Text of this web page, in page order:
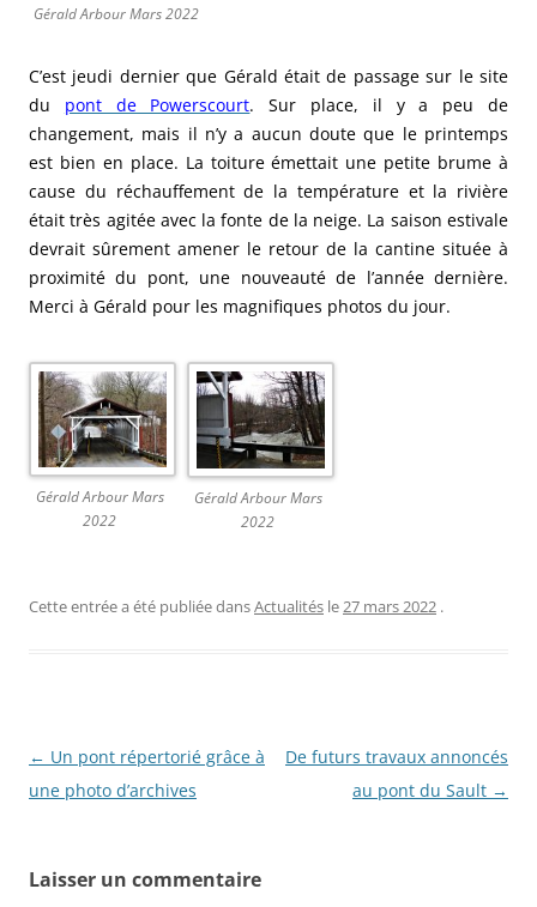
Gérald Arbour Mars 2022
C’est jeudi dernier que Gérald était de passage sur le site
du pont de Powerscourt. Sur place, il y a peu de
changement, mais il n’y a aucun doute que le printemps
est bien en place. La toiture émettait une petite brume à
cause du réchauffement de la température et la rivière
était très agitée avec la fonte de la neige. La saison estivale
devrait sûrement amener le retour de la cantine située à
proximité du pont, une nouveauté de l’année dernière.
Merci à Gérald pour les magnifiques photos du jour.
Gérald Arbour Mars
2022
Gérald Arbour Mars
2022
Cette entrée a été publiée dansActualités le27 mars 2022 .
N
a
g
← Un pont répertorié grâce à
une photo d’archives
De futurs travaux annoncés
au pont du Sault →
Laisser un commentaire